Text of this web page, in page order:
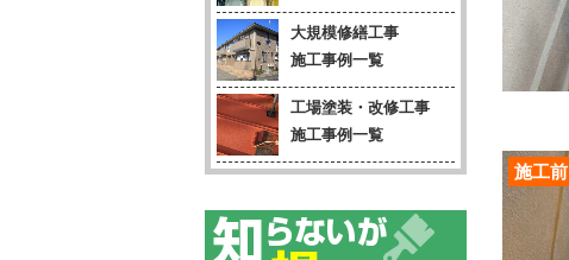
施工前
大規模修繕工事
施工事例一覧
工場塗装・改修工事
施工事例一覧